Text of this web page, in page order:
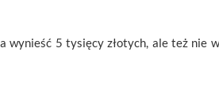
wynieść 5 tysięcy złotych, ale też nie